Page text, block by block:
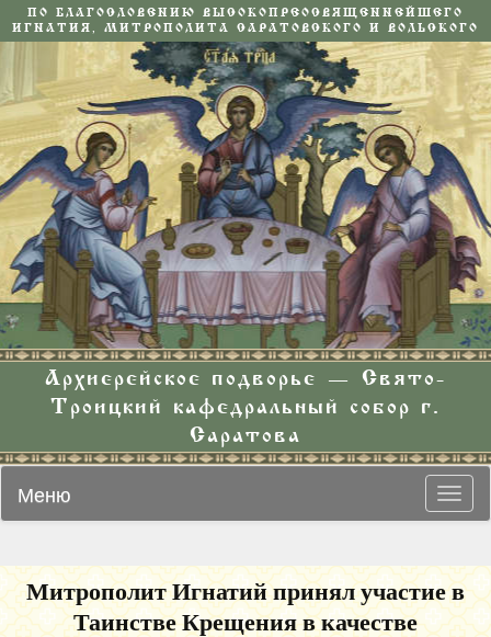
ПО БЛАГОСЛОВЕНИЮ ВЫСОКОПРЕОСВЯЩЕННЕЙШЕГО
ИГНАТИЯ, МИТРОПОЛИТА САРАТОВСКОГО И ВОЛЬСКОГО
Архиерейское подворье — Свято-
Троицкий кафедральный собор г.
Саратова
Меню
Митрополит Игнатий принял участие в
Таинстве Крещения в качестве